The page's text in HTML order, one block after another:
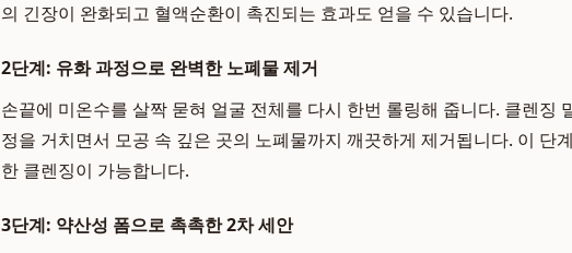
의 긴장이 완화되고 혈액순환이 촉진되는 효과도 얻을 수 있습니다.
2단계: 유화 과정으로 완벽한 노폐물 제거
손끝에 미온수를 살짝 묻혀 얼굴 전체를 다시 한번 롤링해 줍니다. 클렌징
정을 거치면서 모공 속 깊은 곳의 노폐물까지 깨끗하게 제거됩니다. 이 단
한 클렌징이 가능합니다.
3단계: 약산성 폼으로 촉촉한 2차 세안